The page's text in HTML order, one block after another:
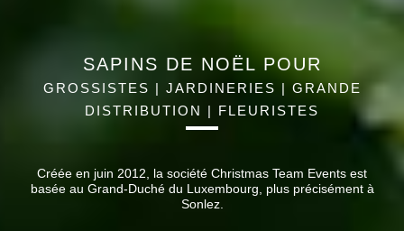
SAPINS DE NOËL POUR
GROSSISTES | JARDINERIES | GRANDE
DISTRIBUTION | FLEURISTES
Créée en juin 2012, la société Christmas Team Events est
basée au Grand-Duché du Luxembourg, plus précisément à
Sonlez.